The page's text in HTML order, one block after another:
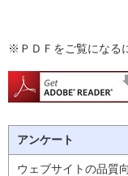
※ＰＤＦをご覧になる
アンケート
ウェブサイトの品質